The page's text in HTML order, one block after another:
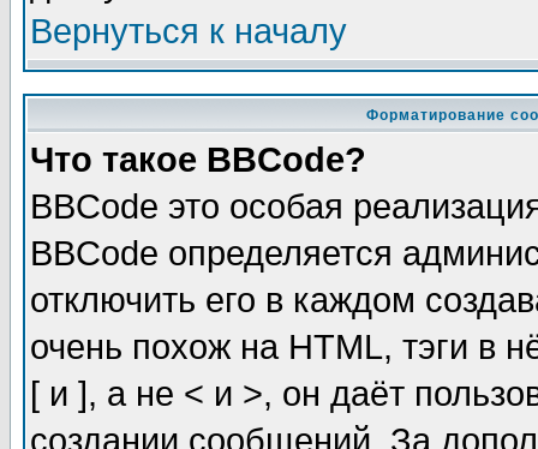
Вернуться к началу
Форматирование
Что такое BBCode?
BBCode это особая
BBCode определяется
отключить его в каждом
очень похож на HTML, тэги в
[ и ], а не < и >, он даёт
создании сообщений. За